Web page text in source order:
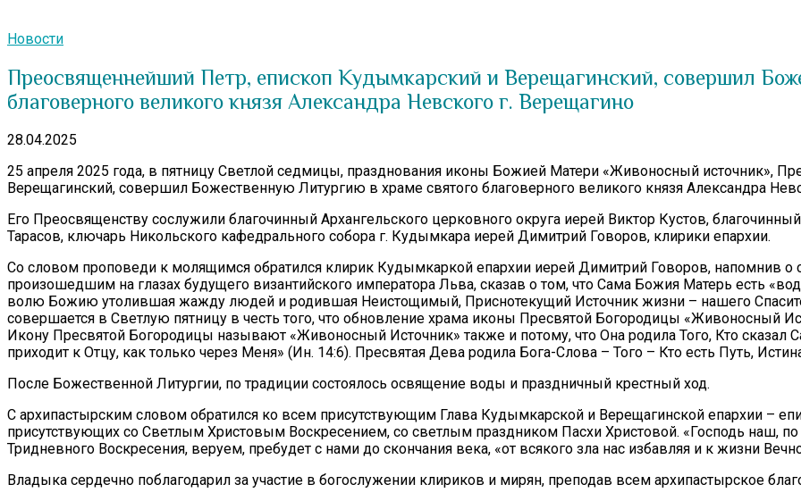
Новости
Преосвященнейший Петр, епископ Кудымкарский и Верещагинский, совершил
благоверного великого князя Александра Невского г. Верещагино
28.04.2025
25 апреля 2025 года, в пятницу Светлой седмицы, празднования иконы Божией Матери «Живоносный источник»,
Верещагинский, совершил Божественную Литургию в храме святого благоверного великого князя Александра
Его Преосвященству сослужили благочинный Архангельского церковного округа иерей Виктор Кустов,
Тарасов, ключарь Никольского кафедрального собора г. Кудымкара иерей Димитрий Говоров, клирики епархии.
Со словом проповеди к молящимся обратился клирик Кудымкаркой епархии иерей Димитрий Говоров, напомнив о
произошедшим на глазах будущего византийского императора Льва, сказав о том, что Сама Божия Матерь есть
волю Божию утолившая жажду людей и родившая Неистощимый, Приснотекущий Источник жизни – нашего
совершается в Светлую пятницу в честь того, что обновление храма иконы Пресвятой Богородицы «Живоносный
Икону Пресвятой Богородицы называют «Живоносный Источник» также и потому, что Она родила Того, Кто сказал
приходит к Отцу, как только через Меня» (Ин. 14:6). Пресвятая Дева родила Бога-Слова – Того – Кто есть Путь,
После Божественной Литургии, по традиции состоялось освящение воды и праздничный крестный ход.
С архипастырским словом обратился ко всем присутствующим Глава Кудымкарской и Верещагинской епархии –
присутствующих со Светлым Христовым Воскресением, со светлым праздником Пасхи Христовой. «Господь наш,
Тридневного Воскресения, веруем, пребудет с нами до скончания века, «от всякого зла нас избавляя и к жизни
Владыка сердечно поблагодарил за участие в богослужении клириков и мирян, преподав всем архипастырское